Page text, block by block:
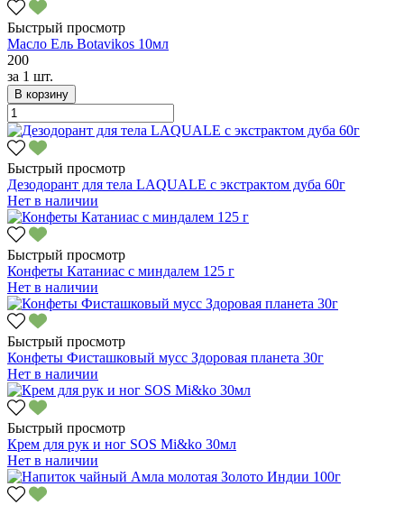
Быстрый просмотр
Масло Ель Botavikos 10мл
200
за 1 шт.
В корзину
Быстрый просмотр
Дезодорант для тела LAQUALE с экстрактом дуба 60г
Нет в наличии
Быстрый просмотр
Конфеты Катаниас с миндалем 125 г
Нет в наличии
Быстрый просмотр
Конфеты Фисташковый мусс Здоровая планета 30г
Нет в наличии
Быстрый просмотр
Крем для рук и ног SOS Mi&ko 30мл
Нет в наличии